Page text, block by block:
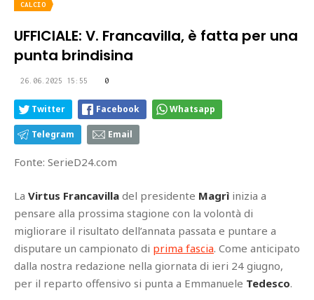
CALCIO
UFFICIALE: V. Francavilla, è fatta per una
punta brindisina
26.06.2025 15:55 0
Twitter Facebook Whatsapp
Telegram Email
Fonte: SerieD24.com
La Virtus Francavilla del presidente Magrì inizia a
pensare alla prossima stagione con la volontà di
migliorare il risultato dell’annata passata e puntare a
disputare un campionato di prima fascia. Come anticipato
dalla nostra redazione nella giornata di ieri 24 giugno,
per il reparto offensivo si punta a Emmanuele Tedesco.